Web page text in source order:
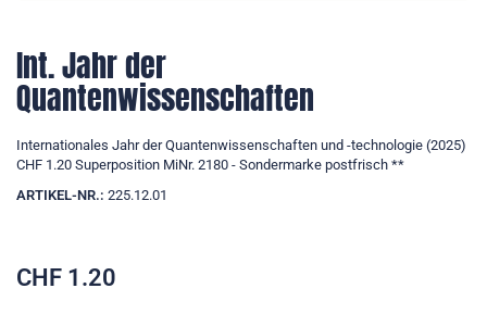
Int. Jahr der
Quantenwissenschaften
Internationales Jahr der Quantenwissenschaften und -technologie (2025)
CHF 1.20 Superposition MiNr. 2180 - Sondermarke postfrisch **
ARTIKEL-NR.: 225.12.01
CHF 1.20